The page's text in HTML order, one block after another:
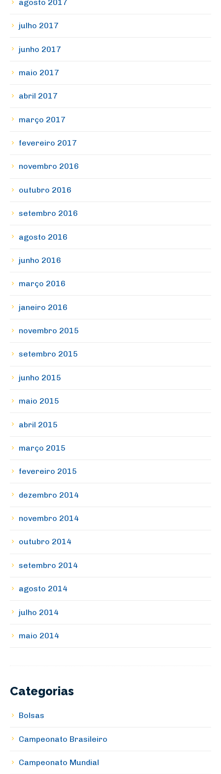
agosto 2017
julho 2017
junho 2017
maio 2017
abril 2017
março 2017
fevereiro 2017
novembro 2016
outubro 2016
setembro 2016
agosto 2016
junho 2016
março 2016
janeiro 2016
novembro 2015
setembro 2015
junho 2015
maio 2015
abril 2015
março 2015
fevereiro 2015
dezembro 2014
novembro 2014
outubro 2014
setembro 2014
agosto 2014
julho 2014
maio 2014
Categorias
Bolsas
Campeonato Brasileiro
Campeonato Mundial